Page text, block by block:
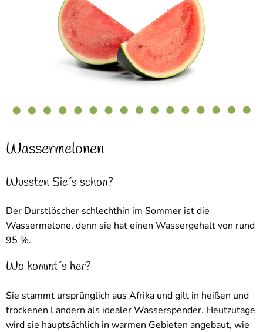
Wassermelonen
Wussten Sie´s schon?
Der Durstlöscher schlechthin im Sommer ist die
Wassermelone, denn sie hat einen Wassergehalt von rund
95 %.
Wo kommt´s her?
Sie stammt ursprünglich aus Afrika und gilt in heißen und
trockenen Ländern als idealer Wasserspender. Heutzutage
wird sie hauptsächlich in warmen Gebieten angebaut, wie